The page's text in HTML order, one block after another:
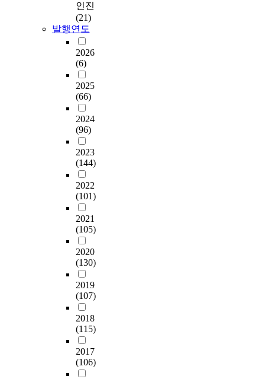
인진
(21)
발행연도
2026
(6)
2025
(66)
2024
(96)
2023
(144)
2022
(101)
2021
(105)
2020
(130)
2019
(107)
2018
(115)
2017
(106)